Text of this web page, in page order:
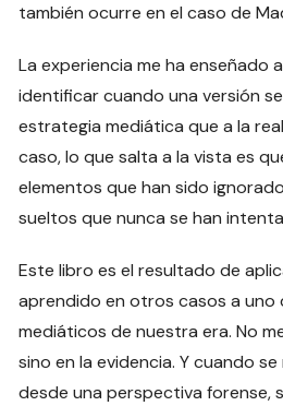
también ocurre en el caso de
La experiencia me ha enseñado
identificar cuando una versión
estrategia mediática que a la
caso, lo que salta a la vista es
elementos que han sido
sueltos que nunca se han
Este libro es el resultado de
aprendido en otros casos a uno
mediáticos de nuestra era. No
sino en la evidencia. Y cuando
desde una perspectiva forense,